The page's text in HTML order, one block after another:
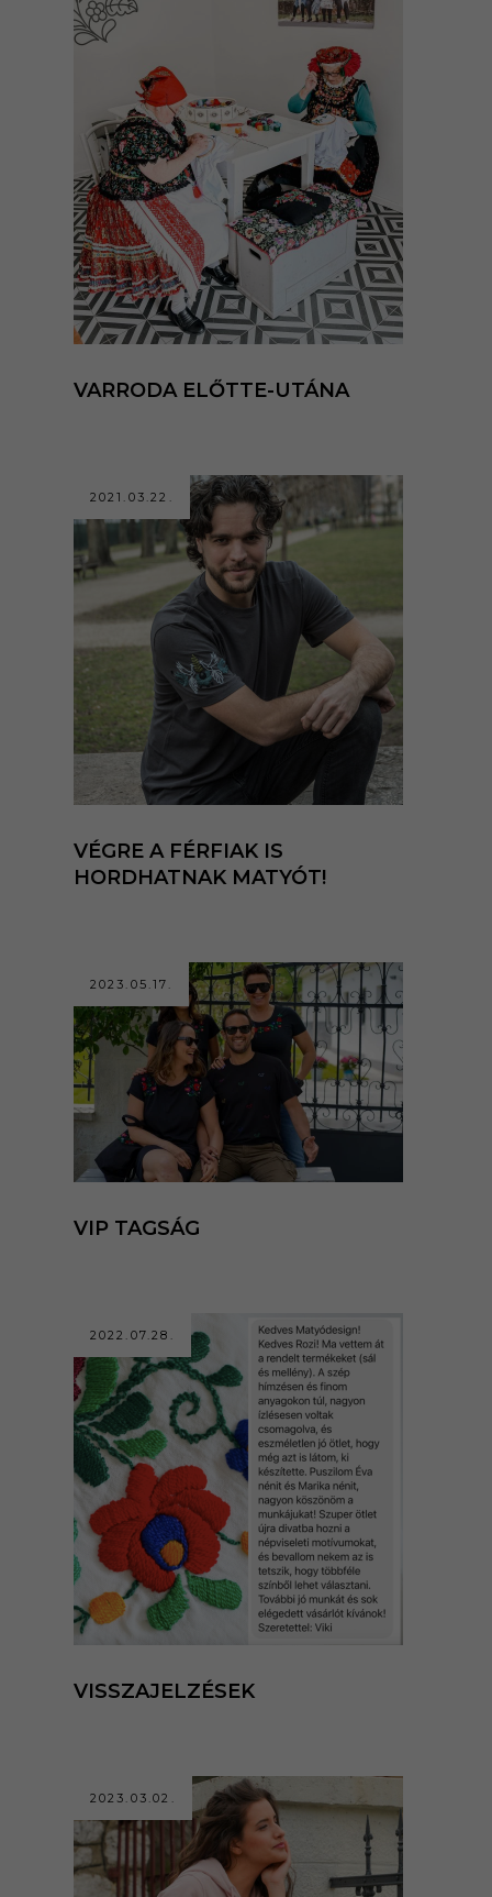
VARRODA ELŐTTE-UTÁNA
2021.03.22.
VÉGRE A FÉRFIAK IS
HORDHATNAK MATYÓT!
2023.05.17.
VIP TAGSÁG
2022.07.28.
VISSZAJELZÉSEK
2023.03.02.